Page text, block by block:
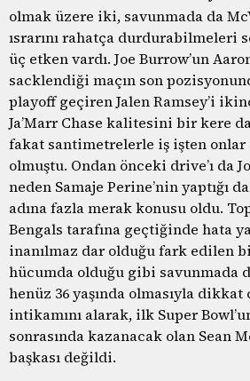
olmak üzere iki, savunmada da
ısrarını rahatça durdurabilmeleri
üç etken vardı. Joe Burrow’un
sacklendiği maçın son
playoff geçiren Jalen Ramsey’i
Ja’Marr Chase kalitesini bir kere
fakat santimetrelerle iş işten onlar
olmuştu. Ondan önceki drive’ı da
neden Samaje Perine’nin yaptığı
adına fazla merak konusu oldu.
Bengals tarafına geçtiğinde hata
inanılmaz dar olduğu fark edilen
hücumda olduğu gibi savunmada
henüz 36 yaşında olmasıyla dikkat
intikamını alarak, ilk Super
sonrasında kazanacak olan Sean
başkası değildi.